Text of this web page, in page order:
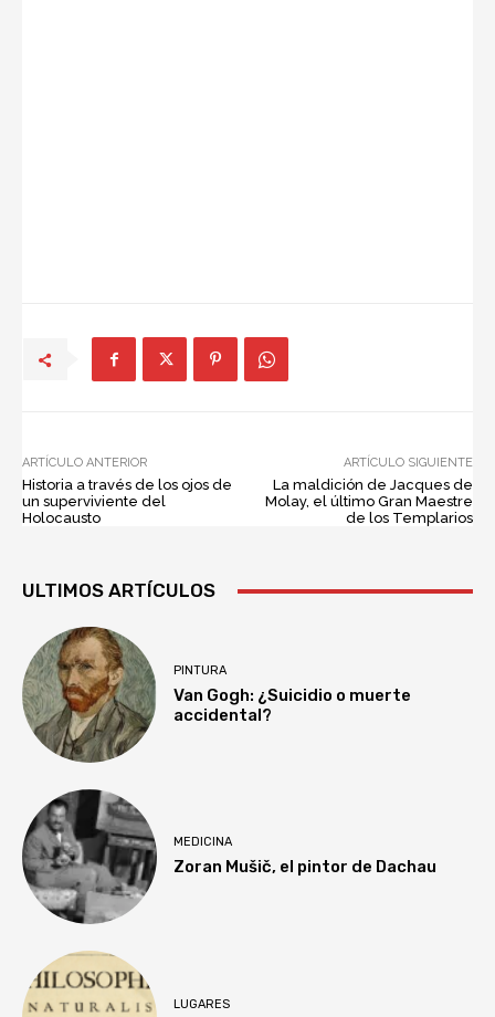
ARTÍCULO ANTERIOR
Historia a través de los ojos de
un superviviente del
Holocausto
ARTÍCULO SIGUIENTE
La maldición de Jacques de
Molay, el último Gran Maestre
de los Templarios
ULTIMOS ARTÍCULOS
PINTURA
Van Gogh: ¿Suicidio o muerte
accidental?
MEDICINA
Zoran Mušič, el pintor de Dachau
LUGARES